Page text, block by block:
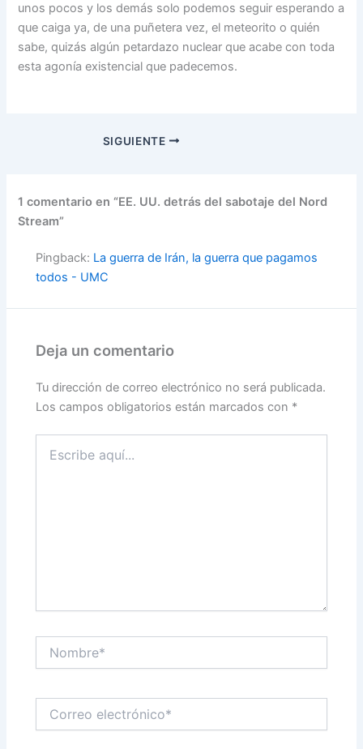
unos pocos y los demás solo podemos seguir esperando a
que caiga ya, de una puñetera vez, el meteorito o quién
sabe, quizás algún petardazo nuclear que acabe con toda
esta agonía existencial que padecemos.
SIGUIENTE
1 comentario en “EE. UU. detrás del sabotaje del Nord
Stream”
Pingback: La guerra de Irán, la guerra que pagamos
todos - UMC
Deja un comentario
Tu dirección de correo electrónico no será publicada.
Los campos obligatorios están marcados con *
aquí...
electrónico*